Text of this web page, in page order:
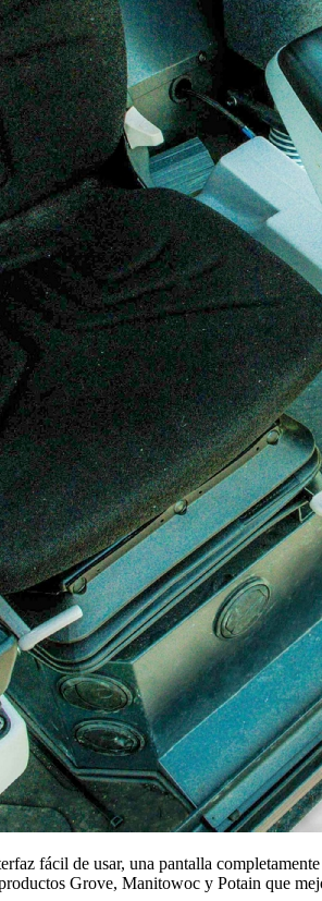
fácil de usar, una pantalla
Grove, Manitowoc y Potain que